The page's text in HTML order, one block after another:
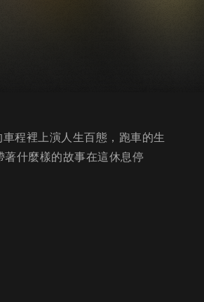
程裡上演人生百態，跑車的生
什麼樣的故事在這休息停